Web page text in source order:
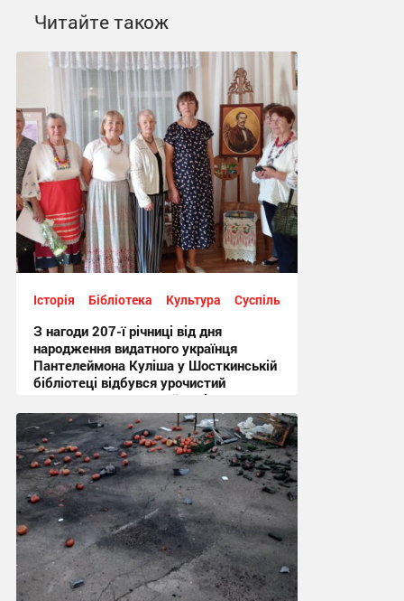
Читайте також
Історія Бібліотека Культура Суспільство
З нагоди 207-ї річниці від дня
народження видатного українця
Пантелеймона Куліша у Шосткинській
бібліотеці відбувся урочистий
культурно-мистецький захід + Фото
12:44, 7.08.2026